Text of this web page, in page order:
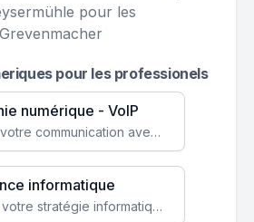
pour les
pour les professionels
numérique - VoIP
Simplifiez votre communication avec une solution VoIP flexible, économique et adaptée à vos besoins professionnels.
informatique
Optimisez votre stratégie informatique avec l'expertise de nos consultants pour améliorer votre efficacité et sécurité.